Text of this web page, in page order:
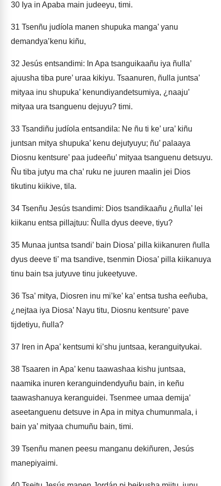
30 Iya in Apaba main judeeyu, timi.
31 Tsenñu judíola manen shupuka manga’ yanu
demandya’kenu kiñu,
32 Jesús entsandimi: In Apa tsanguikaañu iya ñulla’
ajuusha tiba pure’ uraa kikiyu. Tsaanuren, ñulla juntsa’
mityaa inu shupuka’ kenundiyandetsumiya, ¿naaju’
mityaa ura tsanguenu dejuyu? timi.
33 Tsandiñu judíola entsandila: Ne ñu ti ke’ ura’ kiñu
juntsan mitya shupuka’ kenu dejutyuyu; ñu’ palaaya
Diosnu kentsure’ paa judeeñu’ mityaa tsanguenu detsuyu.
Ñu tiba jutyu ma cha’ ruku ne juuren maalin jei Dios
tikutinu kiikive, tila.
34 Tsenñu Jesús tsandimi: Dios tsandikaañu ¿ñulla’ lei
kiikanu entsa pillajtuu: Ñulla dyus deeve, tiyu?
35 Munaa juntsa tsandi’ bain Diosa’ pilla kiikanuren ñulla
dyus deeve ti’ ma tsandive, tsenmin Diosa’ pilla kiikanuya
tinu bain tsa jutyuve tinu jukeetyuve.
36 Tsa’ mitya, Diosren inu mi’ke’ ka’ entsa tusha eeñuba,
¿nejtaa iya Diosa’ Nayu titu, Diosnu kentsure’ pave
tijdetiyu, ñulla?
37 Iren in Apa’ kentsumi ki’shu juntsaa, keranguityukai.
38 Tsaaren in Apa’ kenu taawashaa kishu juntsaa,
naamika inuren keranguindendyuñu bain, in keñu
taawashanuya keranguidei. Tsenmee umaa demija’
aseetanguenu detsuve in Apa in mitya chumunmala, i
bain ya’ mityaa chumuñu bain, timi.
39 Tsenñu manen peesu manganu dekiñuren, Jesús
manepiyaimi.